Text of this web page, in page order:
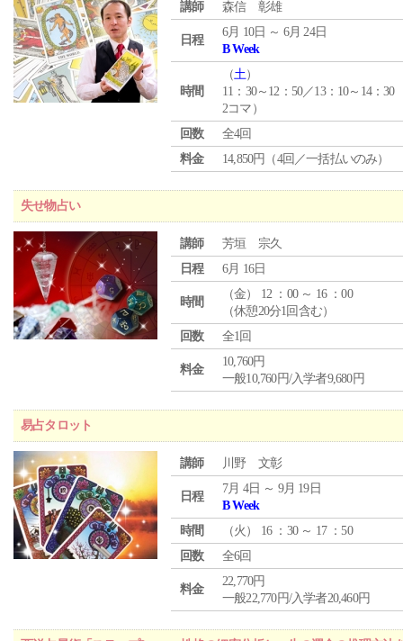
講師 森信 彰雄
日程
6月 10日 ～ 6月 24日
B Week
時間
（土）
11：30～12：50／13：10～14：30
2コマ）
回数
全4回
料金
14,850円（4回／一括払いのみ）
失せ物占い
講師
芳垣 宗久
日程
6月 16日
時間
（金） 12 ：00 ～ 16 ：00
（休憩20分1回含む）
回数
全1回
料金
10,760円
一般10,760円/入学者9,680円
易占タロット
講師 川野 文彰
日程
7月 4日 ～ 9月 19日
B Week
時間
（火 ） 16 ：30 ～ 17 ：50
回数
全6回
料金
22,770円
一般22,770円/入学者20,460円